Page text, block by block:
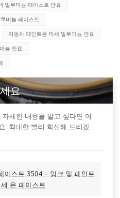
알루미늄 페이스트 안료
미늄 페이스트
자동차 페인트용 미세 알루미늄 안료
늄 안료
요
세한 내용을 알고 싶다면 여
. 최대한 빨리 회신해 드리겠
이스트 3504 – 잉크 및 페인트
은 페이스트